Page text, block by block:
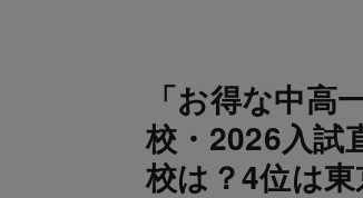
「お得な中
校・2026入試
校は？4位は